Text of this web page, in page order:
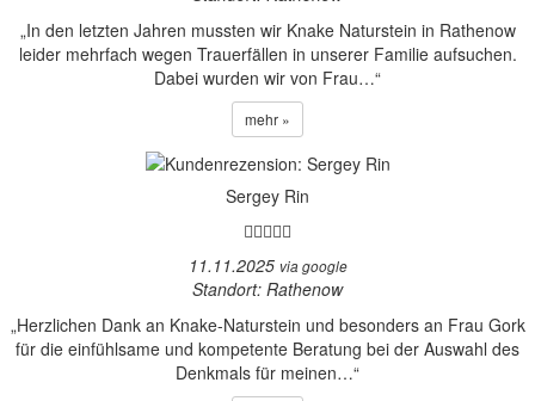
„In den letzten Jahren mussten wir Knake Naturstein in Rathenow
leider mehrfach wegen Trauerfällen in unserer Familie aufsuchen.
Dabei wurden wir von Frau…“
mehr »
Sergey Rin
11.11.2025 via google
Standort: Rathenow
„Herzlichen Dank an Knake-Naturstein und besonders an Frau Gork
für die einfühlsame und kompetente Beratung bei der Auswahl des
Denkmals für meinen…“